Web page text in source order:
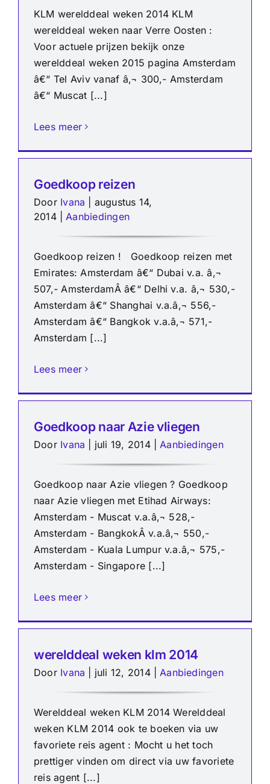
KLM werelddeal weken 2014 KLM
werelddeal weken naar Verre Oosten :
Voor actuele prijzen bekijk onze
werelddeal weken 2015 pagina Amsterdam
â€“ Tel Aviv vanaf â‚¬ 300,- Amsterdam
â€“ Muscat [...]
Lees meer
Goedkoop reizen
Door Ivana
augustus 14,
2014
Aanbiedingen
Goedkoop reizen ! Goedkoop reizen met
Emirates: Amsterdam â€“ Dubai v.a. â‚¬
507,- AmsterdamÂ â€“ Delhi v.a. â‚¬ 530,-
Amsterdam â€“ Shanghai v.a.â‚¬ 556,-
Amsterdam â€“ Bangkok v.a.â‚¬ 571,-
Amsterdam [...]
Lees meer
Goedkoop naar Azie vliegen
Door Ivana juli 19, 2014 Aanbiedingen
Goedkoop naar Azie vliegen ? Goedkoop
naar Azie vliegen met Etihad Airways:
Amsterdam - Muscat v.a.â‚¬ 528,-
Amsterdam - BangkokÂ v.a.â‚¬ 550,-
Amsterdam - Kuala Lumpur v.a.â‚¬ 575,-
Amsterdam - Singapore [...]
Lees meer
werelddeal weken klm 2014
Door Ivana juli 12, 2014 Aanbiedingen
Werelddeal weken KLM 2014 Werelddeal
weken KLM 2014 ook te boeken via uw
favoriete reis agent : Mocht u het toch
prettiger vinden om direct via uw favoriete
reis agent [...]